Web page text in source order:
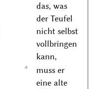
das, was
der Teufel
nicht selbst
vollbringen
kann,
4
muss er
eine alte